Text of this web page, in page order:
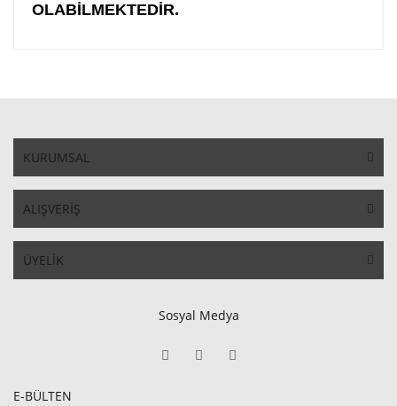
OLABİLMEKTEDİR.
KURUMSAL
ALIŞVERİŞ
ÜYELİK
Sosyal Medya
E-BÜLTEN